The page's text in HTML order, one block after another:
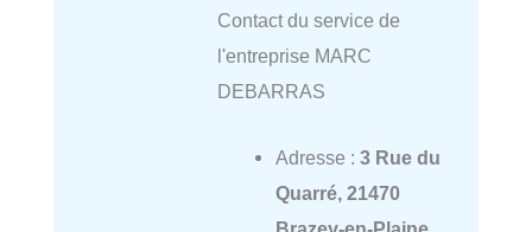
Contact du service de
l'entreprise MARC
DEBARRAS
Adresse : 3 Rue du
Quarré, 21470